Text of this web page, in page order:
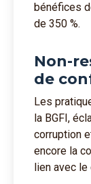
bénéfices
de 350 %.
Non-
de
Les
la BGFI,
corruption
encore la
lien avec